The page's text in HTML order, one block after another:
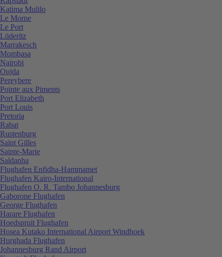
Katima Mulilo
Le Morne
Le Port
Lüderitz
Marrakesch
Mombasa
Nairobi
Oujda
Pereybere
Pointe aux Piments
Port Elizabeth
Port Louis
Pretoria
Rabat
Rustenburg
Saint Gilles
Sainte-Marie
Saldanha
Flughafen Enfidha-Hammamet
Flughafen Kairo-International
Flughafen O. R. Tambo Johannesburg
Gaborone Flughafen
George Flughafen
Harare Flughafen
Hoedspruit Flughafen
Hosea Kutako International Airport Windhoek
Hurghada Flughafen
Johannesburg Rand Airport